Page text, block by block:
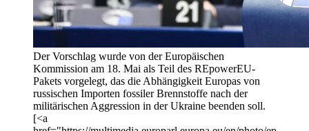
Der Vorschlag wurde von der Europäischen
Kommission am 18. Mai als Teil des REpowerEU-
Pakets vorgelegt, das die Abhängigkeit Europas von
russischen Importen fossiler Brennstoffe nach der
militärischen Aggression in der Ukraine beenden soll.
[<a